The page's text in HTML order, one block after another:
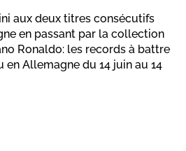
aux deux titres consécutifs
en passant par la collection
Ronaldo: les records à battre
en Allemagne du 14 juin au 14